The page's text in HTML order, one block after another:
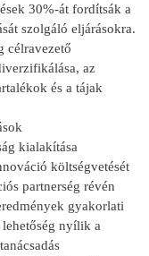
30%-át fordítsák a
szolgáló eljárásokra.
célravezető
az
és a tájak
kialakítása
költségvetését
partnerség révén
gyakorlati
nyílik a